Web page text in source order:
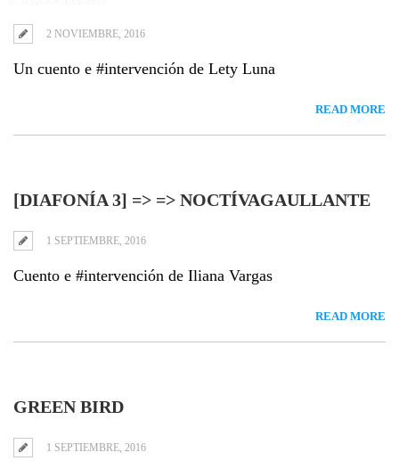
2 NOVIEMBRE, 2016
Un cuento e #intervención de Lety Luna
READ MORE
[DIAFONÍA 3] => => NOCTÍVAGAULLANTE
1 SEPTIEMBRE, 2016
Cuento e #intervención de Iliana Vargas
READ MORE
GREEN BIRD
1 SEPTIEMBRE, 2016